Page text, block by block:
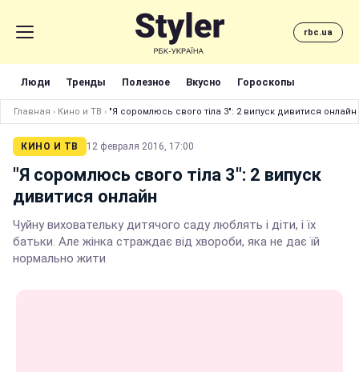
rbc.ua
Люди Тренды Полезное Вкусно Гороскопы
Главная › Кино и ТВ › "Я соромлюсь свого тіла 3": 2 випуск дивитися онлайн
КИНО И ТВ 12 февраля 2016, 17:00
"Я соромлюсь свого тіла 3": 2 випуск
дивитися онлайн
Чуйну виховательку дитячого саду люблять і діти, і їх
батьки. Але жінка страждає від хвороби, яка не дає їй
нормально жити